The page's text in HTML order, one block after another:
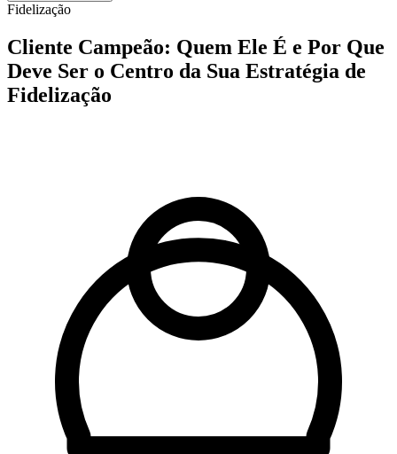
Fidelização
Cliente Campeão: Quem Ele É e Por Que
Deve Ser o Centro da Sua Estratégia de
Fidelização